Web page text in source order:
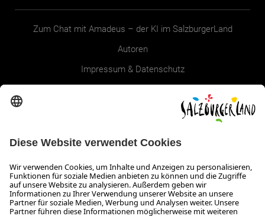
Zum Chat mit Amadeus – der KI im SalzburgerLand
Autoren
Impressum & Datenschutz
Infos zum Urlaub im SalzburgerLand
Veranstaltungen im SalzburgerLand